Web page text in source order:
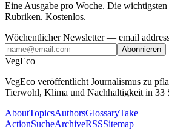
Eine Ausgabe pro Woche. Die
Rubriken. Kostenlos.
Wöchentlicher Newsletter— email
Abonnieren
VegEco
VegEco veröffentlicht Journalismus zu
Tierwohl, Klima und Nachhaltigkeit in 33
AboutTopicsAuthorsGlossaryTake
ActionSucheArchiveRSSSitemap